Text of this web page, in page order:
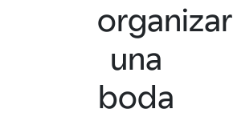
organizar
una
boda